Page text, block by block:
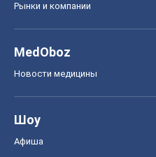
Рынки и компании
MedOboz
Новости медицины
Шоу
Афиша